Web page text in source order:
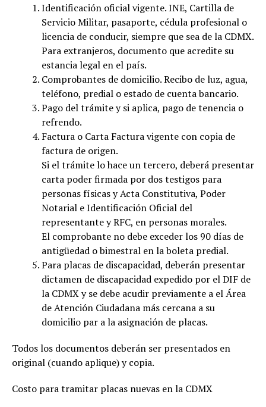
Identificación oficial vigente. INE, Cartilla de
Servicio Militar, pasaporte, cédula profesional o
licencia de conducir, siempre que sea de la CDMX.
Para extranjeros, documento que acredite su
estancia legal en el país.
Comprobantes de domicilio. Recibo de luz, agua,
teléfono, predial o estado de cuenta bancario.
Pago del trámite y si aplica, pago de tenencia o
refrendo.
Factura o Carta Factura vigente con copia de
factura de origen.
Si el trámite lo hace un tercero, deberá presentar
carta poder firmada por dos testigos para
personas físicas y Acta Constitutiva, Poder
Notarial e Identificación Oficial del
representante y RFC, en personas morales.
El comprobante no debe exceder los 90 días de
antigüedad o bimestral en la boleta predial.
Para placas de discapacidad, deberán presentar
dictamen de discapacidad expedido por el DIF de
la CDMX y se debe acudir previamente a el Área
de Atención Ciudadana más cercana a su
domicilio par a la asignación de placas.
Todos los documentos deberán ser presentados en
original (cuando aplique) y copia.
Costo para tramitar placas nuevas en la CDMX